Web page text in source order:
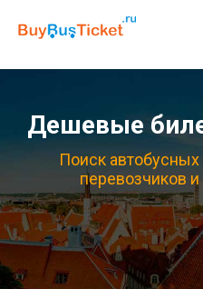
Дешевые
Поиск
перевозчиков и